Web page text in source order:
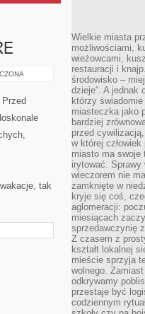
tak
Wielkie miasta
możliwościami,
wieżowcami,
restauracji i
środowisko –
dzieje”. A jednak
którzy
miasteczka jako
bardziej
przed
w której
miasto ma swoje
irytować. Sprawy
wieczorem nie
zamknięte w
kryje się coś,
aglomeracji:
miesiącach
sprzedawczynię
Z czasem z
kształt lokalnej
mieście sprzyja
wolnego.
odkrywamy
przestaje być
codziennym